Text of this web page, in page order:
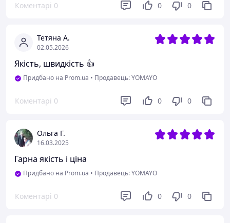
Коментарі 0 0 0
Тетяна А.
02.05.2026
Якість, швидкість 👍
Придбано на Prom.ua • Продавець: YOMAYO
Коментарі 0 0 0
Ольга Г.
16.03.2025
Гарна якість і ціна
Придбано на Prom.ua • Продавець: YOMAYO
Коментарі 0 0 0